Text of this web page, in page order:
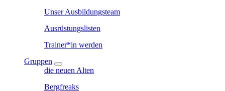
Unser Ausbildungsteam
Ausrüstungslisten
Trainer*in werden
Gruppen
die neuen Alten
Bergfreaks